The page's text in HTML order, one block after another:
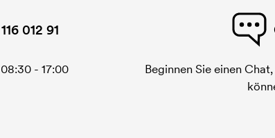
012 91
- 17:00
Beginnen Sie einen